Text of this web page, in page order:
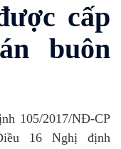
cấp
buôn
105/2017/NĐ-CP
16 Nghị định